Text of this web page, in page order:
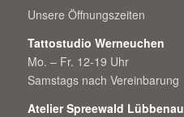
Unsere Öffnungszeiten
Tattostudio Werneuchen
Mo. – Fr. 12-19 Uhr
Samstags nach Vereinbarung
Atelier Spreewald Lübbenau